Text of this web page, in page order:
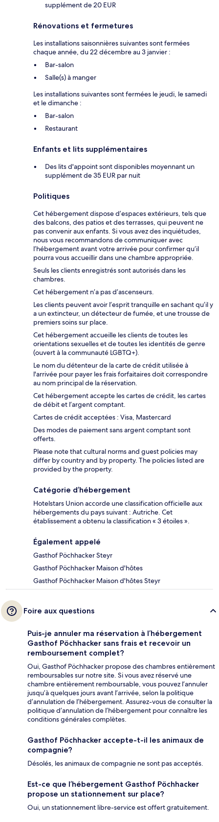
supplément de 20 EUR
Rénovations et fermetures
Les installations saisonnières suivantes sont fermées
chaque année, du 22 décembre au 3 janvier :
Bar-salon
Salle(s) à manger
Les installations suivantes sont fermées le jeudi, le samedi
et le dimanche :
Bar-salon
Restaurant
Enfants et lits supplémentaires
Des lits d'appoint sont disponibles moyennant un
supplément de 35 EUR par nuit
Politiques
Cet hébergement dispose d’espaces extérieurs, tels que
des balcons, des patios et des terrasses, qui peuvent ne
pas convenir aux enfants. Si vous avez des inquiétudes,
nous vous recommandons de communiquer avec
l’hébergement avant votre arrivée pour confirmer qu’il
pourra vous accueillir dans une chambre appropriée.
Seuls les clients enregistrés sont autorisés dans les
chambres.
Cet hébergement n’a pas d’ascenseurs.
Les clients peuvent avoir l’esprit tranquille en sachant qu’il y
a un extincteur, un détecteur de fumée, et une trousse de
premiers soins sur place.
Cet hébergement accueille les clients de toutes les
orientations sexuelles et de toutes les identités de genre
(ouvert à la communauté LGBTQ+).
Le nom du détenteur de la carte de crédit utilisée à
l'arrivée pour payer les frais forfaitaires doit correspondre
au nom principal de la réservation.
Cet hébergement accepte les cartes de crédit, les cartes
de débit et l’argent comptant.
Cartes de crédit acceptées : Visa, Mastercard
Des modes de paiement sans argent comptant sont
offerts.
Please note that cultural norms and guest policies may
differ by country and by property. The policies listed are
provided by the property.
Catégorie d’hébergement
Hotelstars Union accorde une classification officielle aux
hébergements du pays suivant : Autriche. Cet
établissement a obtenu la classification « 3 étoiles ».
Également appelé
Gasthof Pöchhacker Steyr
Gasthof Pöchhacker Maison d'hôtes
Gasthof Pöchhacker Maison d'hôtes Steyr
Foire aux questions
Puis-je annuler ma réservation à l’hébergement
Gasthof Pöchhacker sans frais et recevoir un
remboursement complet?
Oui, Gasthof Pöchhacker propose des chambres entièrement
remboursables sur notre site. Si vous avez réservé une
chambre entièrement remboursable, vous pouvez l’annuler
jusqu’à quelques jours avant l’arrivée, selon la politique
d’annulation de l’hébergement. Assurez-vous de consulter la
politique d’annulation de l’hébergement pour connaître les
conditions générales complètes.
Gasthof Pöchhacker accepte-t-il les animaux de
compagnie?
Désolés, les animaux de compagnie ne sont pas acceptés.
Est-ce que l’hébergement Gasthof Pöchhacker
propose un stationnement sur place?
Oui, un stationnement libre-service est offert gratuitement.